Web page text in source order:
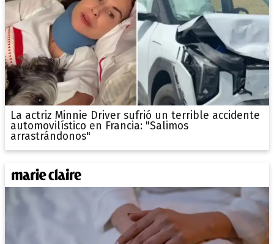
La actriz Minnie Driver sufrió un terrible accidente
automovilístico en Francia: "Salimos
arrastrándonos"